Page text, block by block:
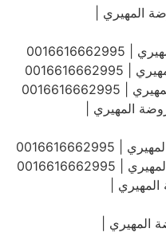
المهيري |
المهيري |
|
|